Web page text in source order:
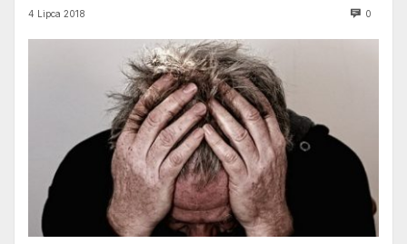
4 Lipca 2018 0